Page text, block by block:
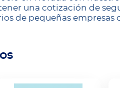
una cotización de
de pequeñas empresas